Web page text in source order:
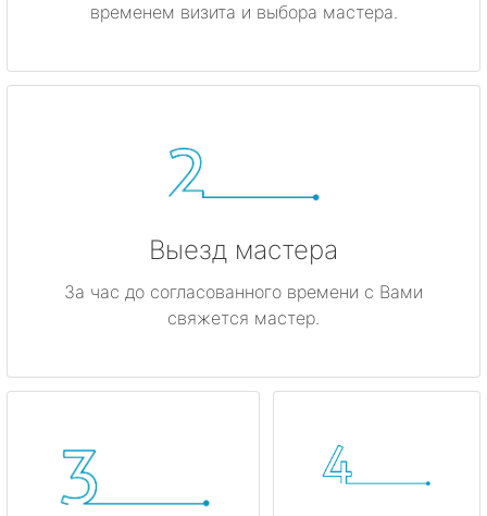
временем визита и выбора мастера.
Выезд мастера
За час до согласованного времени с Вами
свяжется мастер.